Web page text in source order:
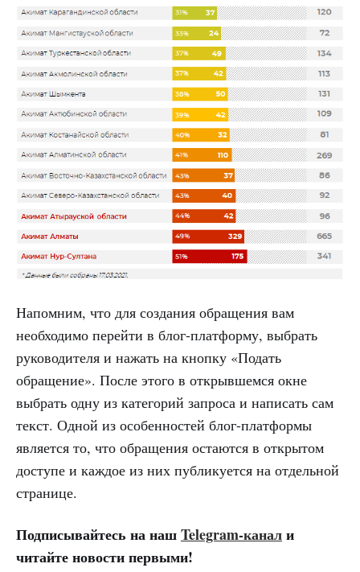
Напомним, что для создания обращения вам
необходимо перейти в блог-платформу, выбрать
руководителя и нажать на кнопку «Подать
обращение». После этого в открывшемся окне
выбрать одну из категорий запроса и написать сам
текст. Одной из особенностей блог-платформы
является то, что обращения остаются в открытом
доступе и каждое из них публикуется на отдельной
странице.
Подписывайтесь на нашTelegram-канали
читайте новости первыми!